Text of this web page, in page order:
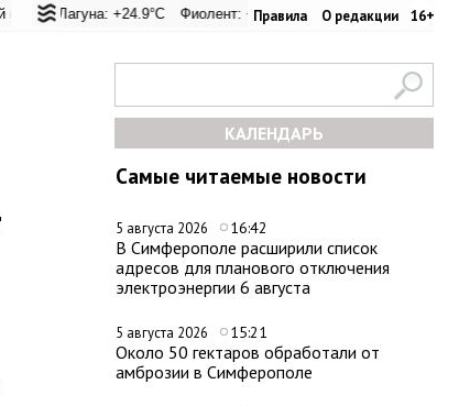
Правила О редакции 16+
+24.9°C Фиолент: +25.6°C Казачья бухта: +25.4°C
+22.8°C Евпатория: +22.8°C Керчь: +28°C Никитский сад: +26°C
КАЛЕНДАРЬ
Самые читаемые новости
5 августа 2026 16:42
В Симферополе расширили список
адресов для планового отключения
электроэнергии 6 августа
5 августа 2026 15:21
Около 50 гектаров обработали от
амброзии в Симферополе